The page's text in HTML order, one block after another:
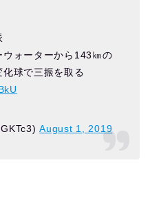
ォーターから143㎞の
球で三振を取る
August 1, 2019